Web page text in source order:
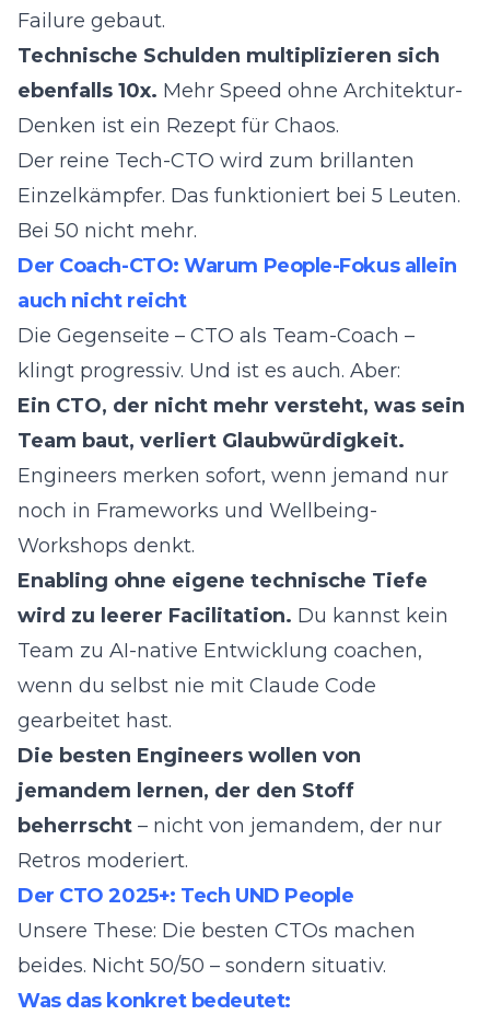
Failure gebaut.
Technische Schulden multiplizieren sich
ebenfalls 10x. Mehr Speed ohne Architektur-
Denken ist ein Rezept für Chaos.
Der reine Tech-CTO wird zum brillanten
Einzelkämpfer. Das funktioniert bei 5 Leuten.
Bei 50 nicht mehr.
Der Coach-CTO: Warum People-Fokus allein
auch nicht reicht
Die Gegenseite – CTO als Team-Coach –
klingt progressiv. Und ist es auch. Aber:
Ein CTO, der nicht mehr versteht, was sein
Team baut, verliert Glaubwürdigkeit.
Engineers merken sofort, wenn jemand nur
noch in Frameworks und Wellbeing-
Workshops denkt.
Enabling ohne eigene technische Tiefe
wird zu leerer Facilitation. Du kannst kein
Team zu AI-native Entwicklung coachen,
wenn du selbst nie mit Claude Code
gearbeitet hast.
Die besten Engineers wollen von
jemandem lernen, der den Stoff
beherrscht – nicht von jemandem, der nur
Retros moderiert.
Der CTO 2025+: Tech UND People
Unsere These: Die besten CTOs machen
beides. Nicht 50/50 – sondern situativ.
Was das konkret bedeutet: